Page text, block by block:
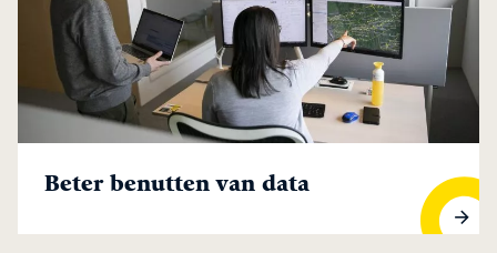
Beter benutten van data